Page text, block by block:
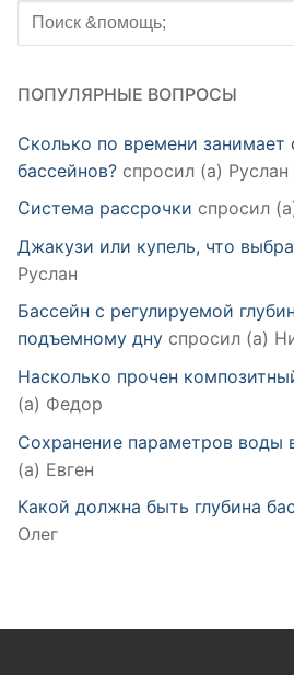
Искать:
ПОПУЛЯРНЫЕ ВОПРОСЫ
Сколько по времени занимает
бассейнов? спросил (а) Руслан
Система рассрочки спросил
Джакузи или купель, что
Руслан
Бассейн с регулируемой
подъемному дну спросил (а)
Насколько прочен
(а) Федор
Сохранение параметров воды
(а) Евген
Какой должна быть глубина
Олег